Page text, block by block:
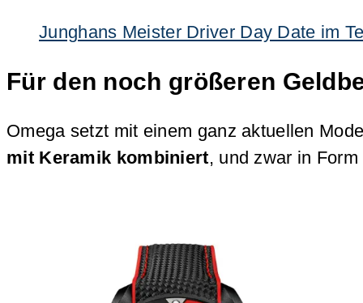
Junghans Meister Driver Day Date im
Für den noch größeren
Omega setzt mit einem ganz aktuellen
mit Keramik kombiniert, und zwar in